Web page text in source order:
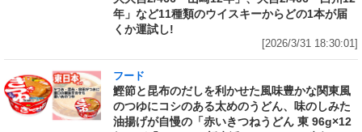
年」など11種類のウイスキーからどの1本が届
くか運試し!
[2026/3/31 18:30:01]
フード
鰹節と昆布のだしを利かせた風味豊かな関東風
のつゆにコシのある太めのうどん、味のしみた
油揚げが自慢の「赤いきつねうどん 東 96g×12